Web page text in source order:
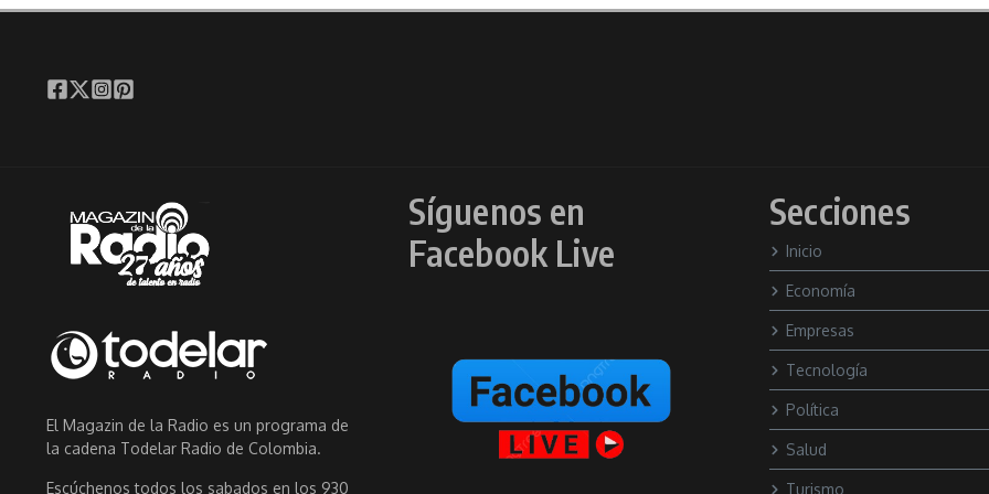
El Magazin de la Radio es un programa de
la cadena Todelar Radio de Colombia.
Escúchenos todos los sabados en los 930
Síguenos en
Facebook Live
Secciones
Inicio
Economía
Empresas
Tecnología
Política
Salud
Turismo